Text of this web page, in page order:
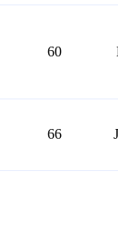
60
66